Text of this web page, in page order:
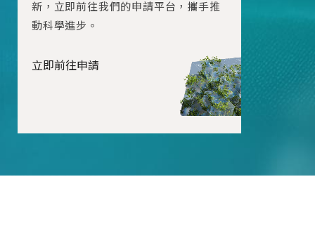
新，立即前往我們的申請平台，攜手推
動科學進步。
立即前往申請